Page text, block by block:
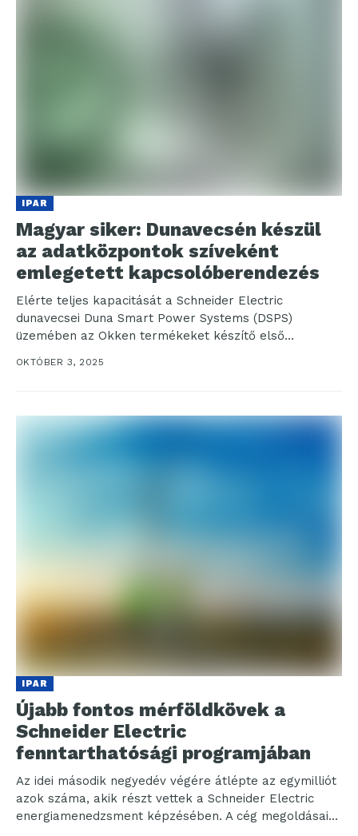
IPAR
Magyar siker: Dunavecsén készül
az adatközpontok szíveként
emlegetett kapcsolóberendezés
Elérte teljes kapacitását a Schneider Electric
dunavecsei Duna Smart Power Systems (DSPS)
üzemében az Okken termékeket készítő első
gyártósor. A vállalat többek között...
OKTÓBER 3, 2025
IPAR
Újabb fontos mérföldkövek a
Schneider Electric
fenntarthatósági programjában
Az idei második negyedév végére átlépte az egymilliót
azok száma, akik részt vettek a Schneider Electric
energiamenedzsment képzésében. A cég megoldásai